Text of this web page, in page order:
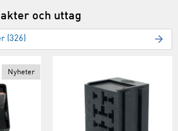
och uttag
(326)
Nyheter